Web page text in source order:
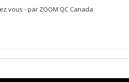
vous - par ZOOM QC Canada